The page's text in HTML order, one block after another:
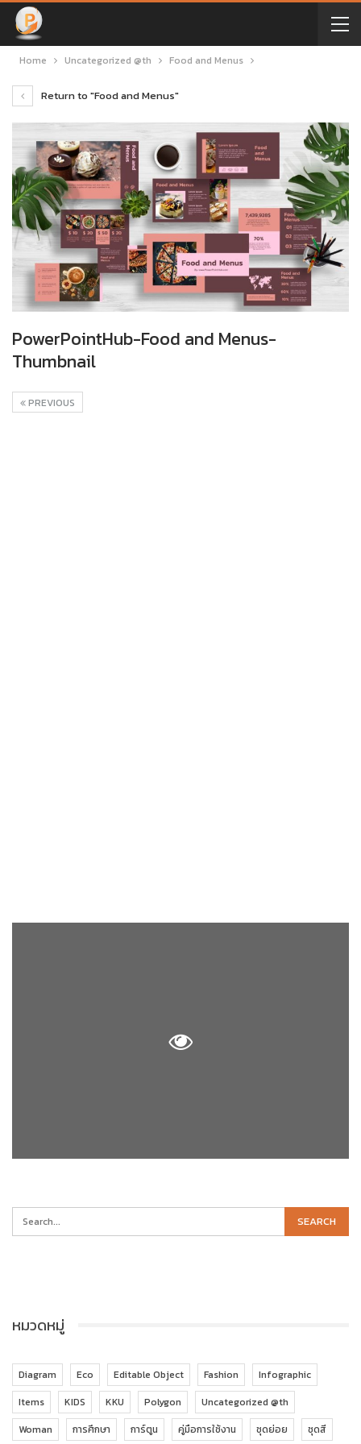
Home Uncategorized @th Food and Menus
Return to "Food and Menus"
PowerPointHub-Food and Menus-
Thumbnail
PREVIOUS
หมวดหมู่
Diagram Eco Editable Object Fashion
Infographic
Items
KIDS KKU Polygon
Uncategorized @th
Woman
การศึกษา การ์ตูน คู่มือการใช้งาน ชุดย่อย ชุดสี